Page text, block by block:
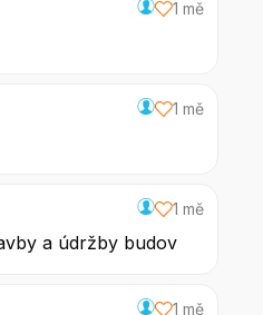
1 mě
1 mě
1 mě
a údržby budov
1 mě